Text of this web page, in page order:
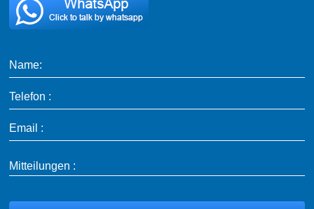
Name:
Telefon :
Email :
Mitteilungen :